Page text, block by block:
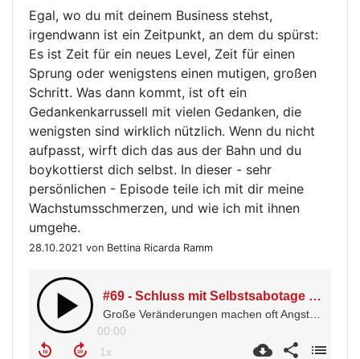
Egal, wo du mit deinem Business stehst,
irgendwann ist ein Zeitpunkt, an dem du spürst:
Es ist Zeit für ein neues Level, Zeit für einen
Sprung oder wenigstens einen mutigen, großen
Schritt. Was dann kommt, ist oft ein
Gedankenkarrussell mit vielen Gedanken, die
wenigsten sind wirklich nützlich. Wenn du nicht
aufpasst, wirft dich das aus der Bahn und du
boykottierst dich selbst. In dieser - sehr
persönlichen - Episode teile ich mit dir meine
Wachstumsschmerzen, und wie ich mit ihnen
umgehe.
28.10.2021 von Bettina Ricarda Ramm